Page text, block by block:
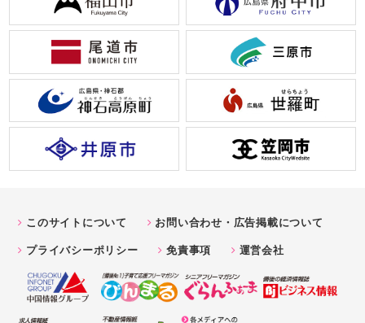
このサイトについて
お問い合わせ・広告掲載について
プライバシーポリシー
免責事項 運営会社